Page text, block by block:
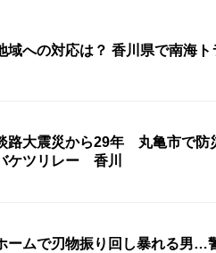
域への対応は？ 香川県で南海
路大震災から29年 丸亀市で
ケツリレー 香川
ームで刃物振り回し暴れる男